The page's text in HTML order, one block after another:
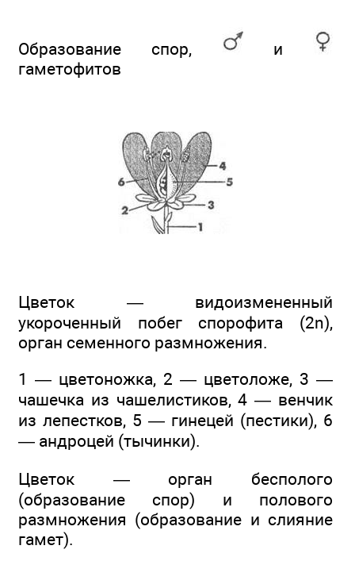
Образование спор,
и
гаметофитов
Цветок — видоизмененный
укороченный побег спорофита (2n),
орган семенного размножения.
1 — цветоножка, 2 — цветоложе, 3 —
чашечка из чашелистиков, 4 — венчик
из лепестков, 5 — гинецей (пестики), 6
— андроцей (тычинки).
Цветок — орган бесполого
(образование спор) и полового
размножения (образование и слияние
гамет).